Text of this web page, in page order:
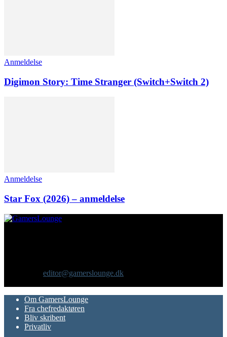
Anmeldelse
Digimon Story: Time Stranger (Switch+Switch 2)
Anmeldelse
Star Fox (2026) – anmeldelse
editor@gamerslounge.dk
Om GamersLounge
Fra chefredaktøren
Bliv skribent
Privatliv